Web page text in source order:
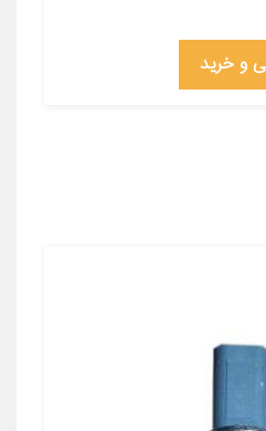
و خرید